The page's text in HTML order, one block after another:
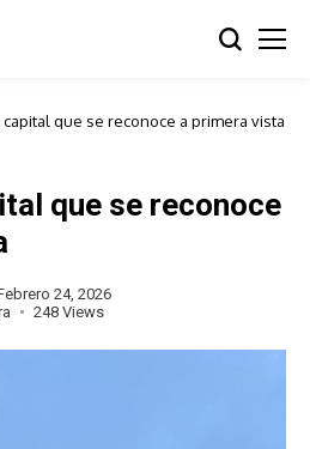
que se reconoce a primera vista
que se reconoce
24, 2026
248 Views